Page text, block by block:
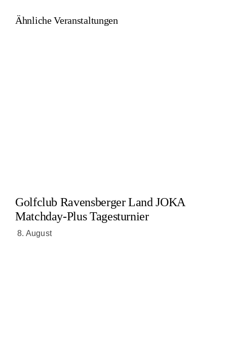
Ähnliche Veranstaltungen
Golfclub Ravensberger Land JOKA
Matchday-Plus Tagesturnier
8. August